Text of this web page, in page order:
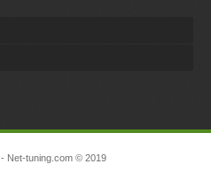
- Net-tuning.com © 2019